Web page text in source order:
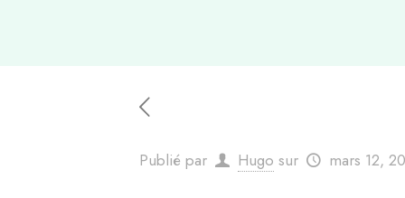
Publié par Hugo sur mars 12,